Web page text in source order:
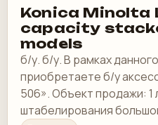
Konica Minolta
capacity
models
б/у. б/у. В рамках
приобретаете б/у
506». Объект продажи: 1
штабелирования